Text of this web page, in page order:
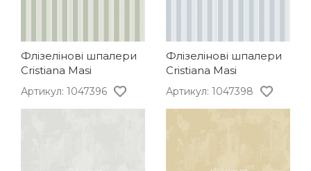
Флізелінові шпалери
Cristiana Masi
Артикул: 1047396
Флізелінові шпалери
Cristiana Masi
Артикул: 1047398